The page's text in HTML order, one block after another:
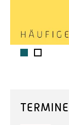
1 2
TERMINE